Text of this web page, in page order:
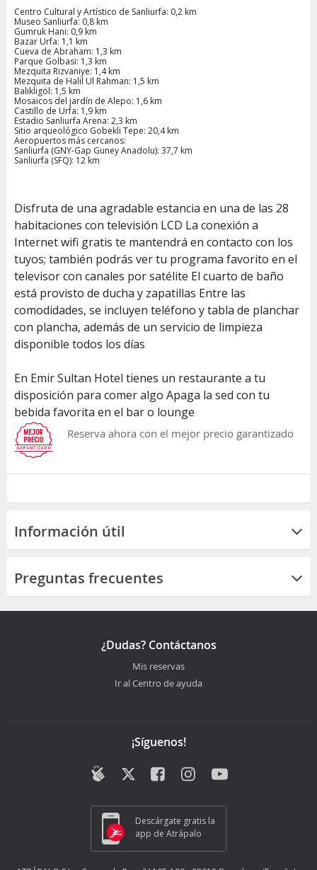
Centro Cultural y Artístico de Sanliurfa: 0,2 km
Museo Sanliurfa: 0,8 km
Gumruk Hani: 0,9 km
Bazar Urfa: 1,1 km
Cueva de Abraham: 1,3 km
Parque Golbasi: 1,3 km
Mezquita Rizvaniye: 1,4 km
Mezquita de Halil Ul Rahman: 1,5 km
Balikligöl: 1,5 km
Mosaicos del jardín de Alepo: 1,6 km
Castillo de Urfa: 1,9 km
Estadio Sanliurfa Arena: 2,3 km
Sitio arqueológico Gobekli Tepe: 20,4 km
Aeropuertos más cercanos:
Sanliurfa (GNY-Gap Guney Anadolu): 37,7 km
Sanliurfa (SFQ): 12 km
Disfruta de una agradable estancia en una de las 28
habitaciones con televisión LCD La conexión a
Internet wifi gratis te mantendrá en contacto con los
tuyos; también podrás ver tu programa favorito en el
televisor con canales por satélite El cuarto de baño
está provisto de ducha y zapatillas Entre las
comodidades, se incluyen teléfono y tabla de planchar
con plancha, además de un servicio de limpieza
disponible todos los días
En Emir Sultan Hotel tienes un restaurante a tu
disposición para comer algo Apaga la sed con tu
bebida favorita en el bar o lounge
Reserva ahora con el mejor precio garantizado
Información útil
Preguntas frecuentes
¿Dudas? Contáctanos
Mis reservas
Ir al Centro de ayuda
¡Síguenos!
Descárgate gratis la
app de Atrápalo